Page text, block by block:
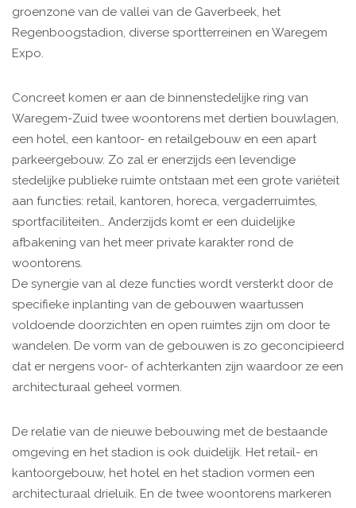
groenzone van de vallei van de Gaverbeek, het
Regenboogstadion, diverse sportterreinen en Waregem
Expo.
Concreet komen er aan de binnenstedelijke ring van
Waregem-Zuid twee woontorens met dertien bouwlagen,
een hotel, een kantoor- en retailgebouw en een apart
parkeergebouw. Zo zal er enerzijds een levendige
stedelijke publieke ruimte ontstaan met een grote variëteit
aan functies: retail, kantoren, horeca, vergaderruimtes,
sportfaciliteiten… Anderzijds komt er een duidelijke
afbakening van het meer private karakter rond de
woontorens.
De synergie van al deze functies wordt versterkt door de
specifieke inplanting van de gebouwen waartussen
voldoende doorzichten en open ruimtes zijn om door te
wandelen. De vorm van de gebouwen is zo geconcipieerd
dat er nergens voor- of achterkanten zijn waardoor ze een
architecturaal geheel vormen.
De relatie van de nieuwe bebouwing met de bestaande
omgeving en het stadion is ook duidelijk. Het retail- en
kantoorgebouw, het hotel en het stadion vormen een
architecturaal drieluik. En de twee woontorens markeren